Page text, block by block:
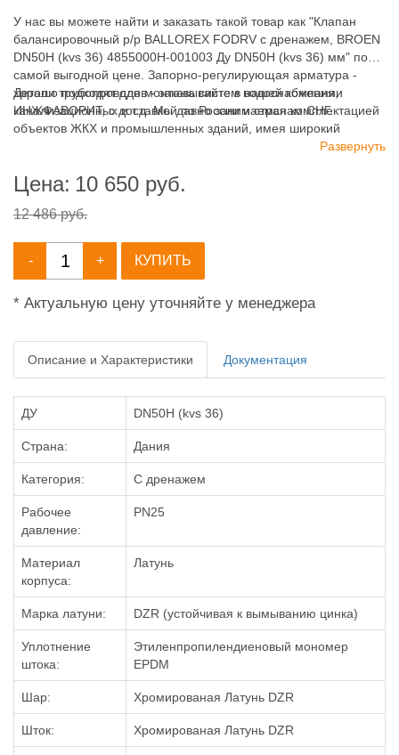
У нас вы можете найти и заказать такой товар как "Клапан
балансировочный р/р BALLOREX FODRV с дренажем, BROEN
DN50H (kvs 36) 4855000H-001003 Ду DN50H (kvs 36) мм" по
самой выгодной цене. Запорно-регулирующая арматура -
хорошо подходят для монтажа систем водоснабжения,
канализационных и т.д. Мы давно занимаемся комплектацией
объектов ЖКХ и промышленных зданий, имея широкий
Детали трубопроводов - заказывайте в нашей компании
ИНЖФАВОРИТ, с доставкой по России и странам СНГ.
Развернуть
Цена: 10 650 руб.
12 486 руб.
- + КУПИТЬ
* Актуальную цену уточняйте у менеджера
Описание и Характеристики Документация
ДУ DN50H (kvs 36)
Страна: Дания
Категория: С дренажем
Рабочее
давление:
PN25
Материал
корпуса:
Латунь
Марка латуни: DZR (устойчивая к вымыванию цинка)
Уплотнение
штока:
Этиленпропилендиеновый мономер
EPDM
Шар: Хромированая Латунь DZR
Шток: Хромированая Латунь DZR